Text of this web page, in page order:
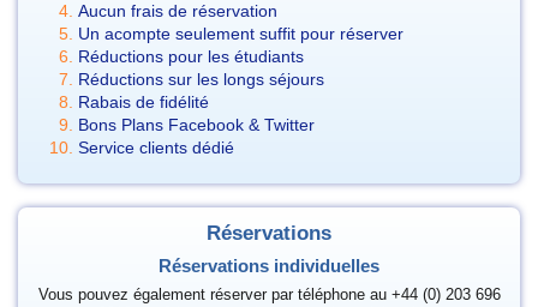
Aucun frais de réservation
Un acompte seulement suffit pour réserver
Réductions pour les étudiants
Réductions sur les longs séjours
Rabais de fidélité
Bons Plans Facebook & Twitter
Service clients dédié
Réservations
Réservations individuelles
Vous pouvez également réserver par téléphone au +44 (0) 203 696